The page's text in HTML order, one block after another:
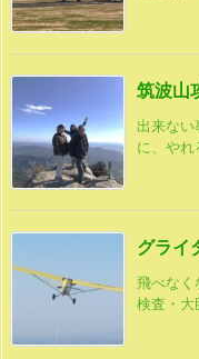
筑波山
出来な
に、や
グライ
飛べなく
検査・大